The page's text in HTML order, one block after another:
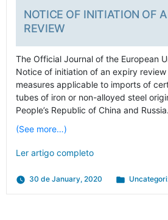
NOTICE OF INITIATION OF
REVIEW
The Official Journal of the European
Notice of initiation of an expiry
measures applicable to imports of
tubes of iron or non-alloyed steel
People’s Republic of China and Russia.
(See more…)
Ler artigo completo
30 de January, 2020
Posted